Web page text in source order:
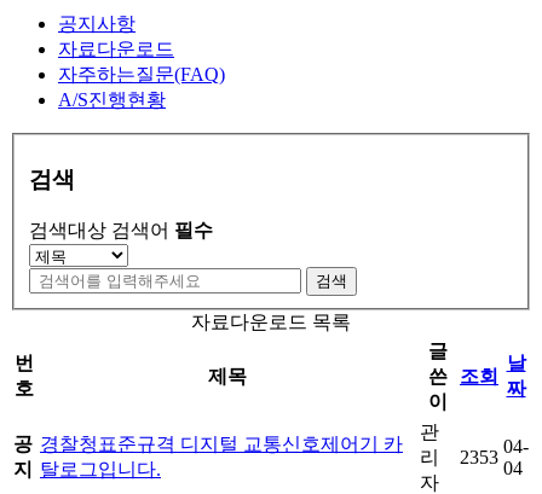
공지사항
자료다운로드
자주하는질문(FAQ)
A/S진행현황
검색
검색대상 검색어 필수
검색
자료다운로드 목록
번
호
제목
글
쓴
이
조회
날
짜
공
지
경찰청표준규격 디지털 교통신호제어기 카
탈로그입니다.
관
리
자
2353
04-
04